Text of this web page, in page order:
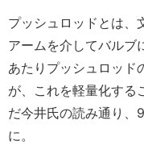
プッシュロッドとは、
アームを介してバルブ
あたりプッシュロッド
が、これを軽量化する
だ今井氏の読み通り
に。